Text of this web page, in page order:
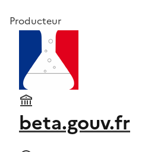
Producteur
beta.gouv.fr